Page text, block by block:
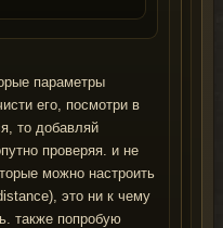
параметры
его, посмотри в
то добавляй
проверяя. и не
можно настроить
это ни к чему
также попробую